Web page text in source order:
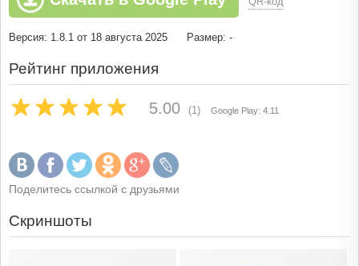
Версия: 1.8.1 от 18 августа 2025 Размер: -
Рейтинг приложения
5.00 (1) Google Play: 4.11
Поделитесь ссылкой с друзьями
Скриншоты